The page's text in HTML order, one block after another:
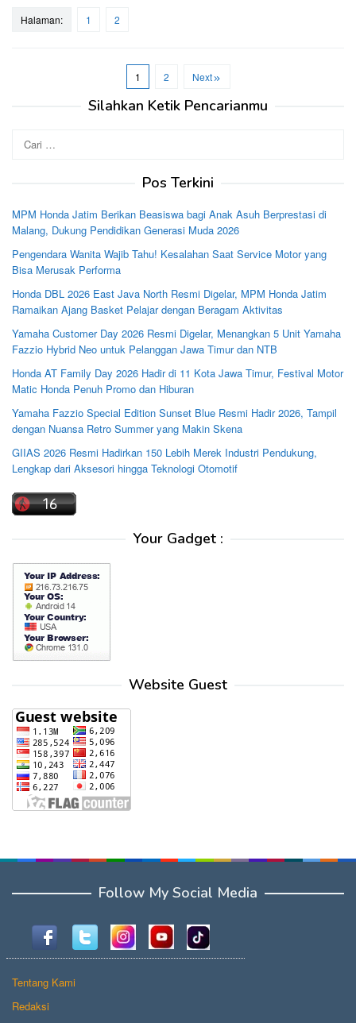
Halaman: 1 2
1 2 Next
Silahkan Ketik Pencarianmu
untuk:
Pos Terkini
MPM Honda Jatim Berikan Beasiswa bagi Anak Asuh Berprestasi di
Malang, Dukung Pendidikan Generasi Muda 2026
Pengendara Wanita Wajib Tahu! Kesalahan Saat Service Motor yang
Bisa Merusak Performa
Honda DBL 2026 East Java North Resmi Digelar, MPM Honda Jatim
Ramaikan Ajang Basket Pelajar dengan Beragam Aktivitas
Yamaha Customer Day 2026 Resmi Digelar, Menangkan 5 Unit Yamaha
Fazzio Hybrid Neo untuk Pelanggan Jawa Timur dan NTB
Honda AT Family Day 2026 Hadir di 11 Kota Jawa Timur, Festival Motor
Matic Honda Penuh Promo dan Hiburan
Yamaha Fazzio Special Edition Sunset Blue Resmi Hadir 2026, Tampil
dengan Nuansa Retro Summer yang Makin Skena
GIIAS 2026 Resmi Hadirkan 150 Lebih Merek Industri Pendukung,
Lengkap dari Aksesori hingga Teknologi Otomotif
Your Gadget :
Website Guest
Follow My Social Media
Tentang Kami
Redaksi